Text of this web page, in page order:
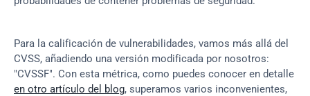
Para la calificación de vulnerabilidades, vamos más allá del
CVSS, añadiendo una versión modificada por nosotros:
en otro artículo del blog, superamos varios inconvenientes,